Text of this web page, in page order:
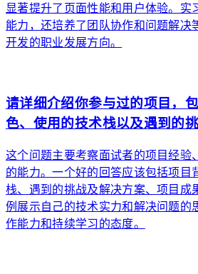
显著提升了页面性能和用户体验。实
能力，还培养了团队协作和问题解决
开发的职业发展方向。
请详细介绍你参与过的项目，
色、使用的技术栈以及遇到的
这个问题主要考察面试者的项目经验
的能力。一个好的回答应该包括项目
栈、遇到的挑战及解决方案、项目成
例展示自己的技术实力和解决问题的
作能力和持续学习的态度。